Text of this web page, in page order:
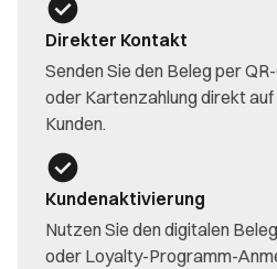
Direkter Kontakt
Senden Sie den Beleg per
oder Kartenzahlung direkt
Kunden.
Kundenaktivierung
Nutzen Sie den digitalen
oder Loyalty-Programm-